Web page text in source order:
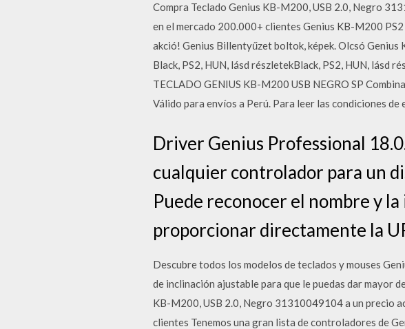
Compra Teclado Genius KB-M200, USB 2.0, Negro
en el mercado 200.000+ clientes Genius KB-M200
akció! Genius Billentyűzet boltok, képek. Olcsó
Black, PS2, HUN, lásd részletekBlack, PS2, HUN, lásd
TECLADO GENIUS KB-M200 USB NEGRO SP
Válido para envíos a Perú. Para leer las condiciones
Driver Genius Professional
cualquier controlador para un
Puede reconocer el nombre y
proporcionar directamente la
Descubre todos los modelos de teclados y mouses
de inclinación ajustable para que le puedas dar mayor
KB-M200, USB 2.0, Negro 31310049104 a un precio
clientes Tenemos una gran lista de controladores de